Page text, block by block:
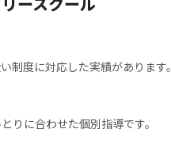
制度に対応した実績があります。
りに合わせた個別指導です。